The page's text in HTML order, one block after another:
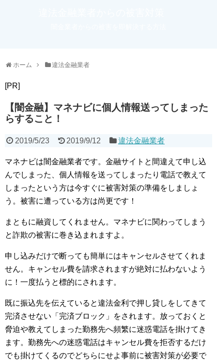
ホーム 違法金融業者
[PR]
【闇金融】マネナビに個人情報送ってしまった
らすること！
2019/5/23 2019/9/12 違法金融業者
マネナビは闇金融業者です。金融サイトと間違えて申し込
んでしまった、個人情報を送ってしまったり電話で教えて
しまったという方は今すぐに被害対策の準備をしましょ
う。被害に遭っている方は尚更です！
まともに融資してくれません。マネナビに関わってしまう
と詐欺の被害に巻き込まれますよ。
申し込みだけで断っても簡単にはキャンセルさせてくれま
せん。キャンセル費を請求されますが絶対に払わないよう
に！一度払うと標的にされます。
既に振込先を伝えていると違法金利で押し貸しをしてきて
完済させない「完済ブロック」をされます。放っておくと
脅迫や教えてしまった勤務先へ頻繁に迷惑電話を掛けてき
ます。勤務先への迷惑電話はキャンセル費を拒否するだけ
でも掛けてくるのでどちらにせよ事前に被害対策が必要で